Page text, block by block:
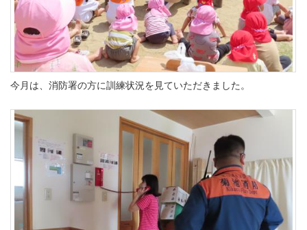
今月は、消防署の方に訓練状況を見ていただきました。